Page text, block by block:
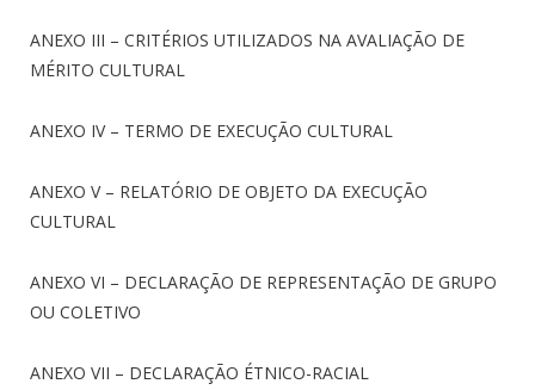
ANEXO III – CRITÉRIOS UTILIZADOS NA AVALIAÇÃO DE
MÉRITO CULTURAL
ANEXO IV – TERMO DE EXECUÇÃO CULTURAL
ANEXO V – RELATÓRIO DE OBJETO DA EXECUÇÃO
CULTURAL
ANEXO VI – DECLARAÇÃO DE REPRESENTAÇÃO DE GRUPO
OU COLETIVO
ANEXO VII – DECLARAÇÃO ÉTNICO-RACIAL